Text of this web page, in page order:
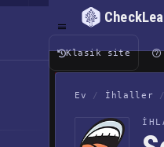
Klasik site
Ev / İhlaller /